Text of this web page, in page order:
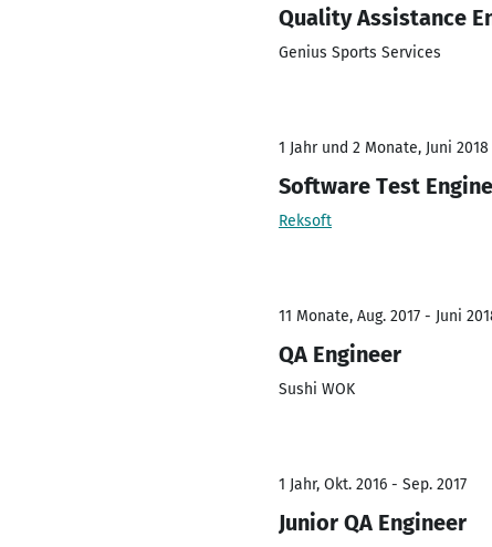
Quality Assistance
Genius Sports Services
1 Jahr und 2 Monate, Juni
Software Test
Reksoft
11 Monate, Aug. 2017 - Juni
QA Engineer
Sushi WOK
1 Jahr, Okt. 2016 - Sep. 2017
Junior QA Engineer